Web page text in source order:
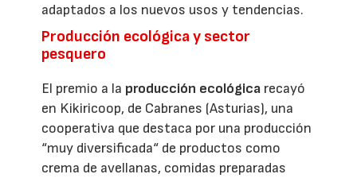
adaptados a los nuevos usos y tendencias.
Producción ecológica y sector
pesquero
El premio a la producción ecológica recayó
en Kikiricoop, de Cabranes (Asturias), una
cooperativa que destaca por una producción
“muy diversificada“ de productos como
crema de avellanas, comidas preparadas